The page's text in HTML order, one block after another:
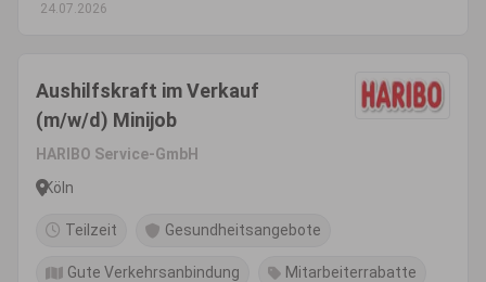
24.07.2026
Aushilfskraft im Verkauf
(m/w/d) Minijob
HARIBO Service-GmbH
Köln
Teilzeit Gesundheitsangebote
Gute Verkehrsanbindung Mitarbeiterrabatte